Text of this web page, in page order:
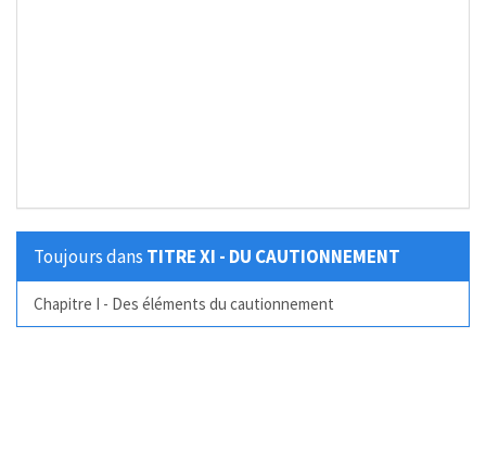
Toujours dans TITRE XI - DU CAUTIONNEMENT
Chapitre I - Des éléments du cautionnement